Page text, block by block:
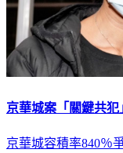
京華城案「關鍵共
京華城容積率840％